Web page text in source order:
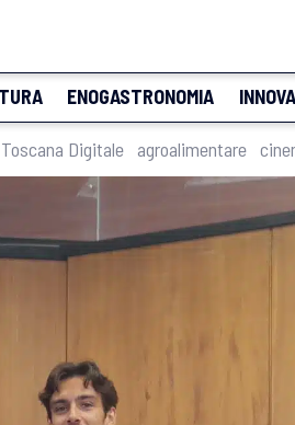
ENOGASTRONOMIA
Toscana Digitale agroalimentare